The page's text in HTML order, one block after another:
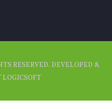
RESERVED. DEVELOPED &
LOGICSOFT